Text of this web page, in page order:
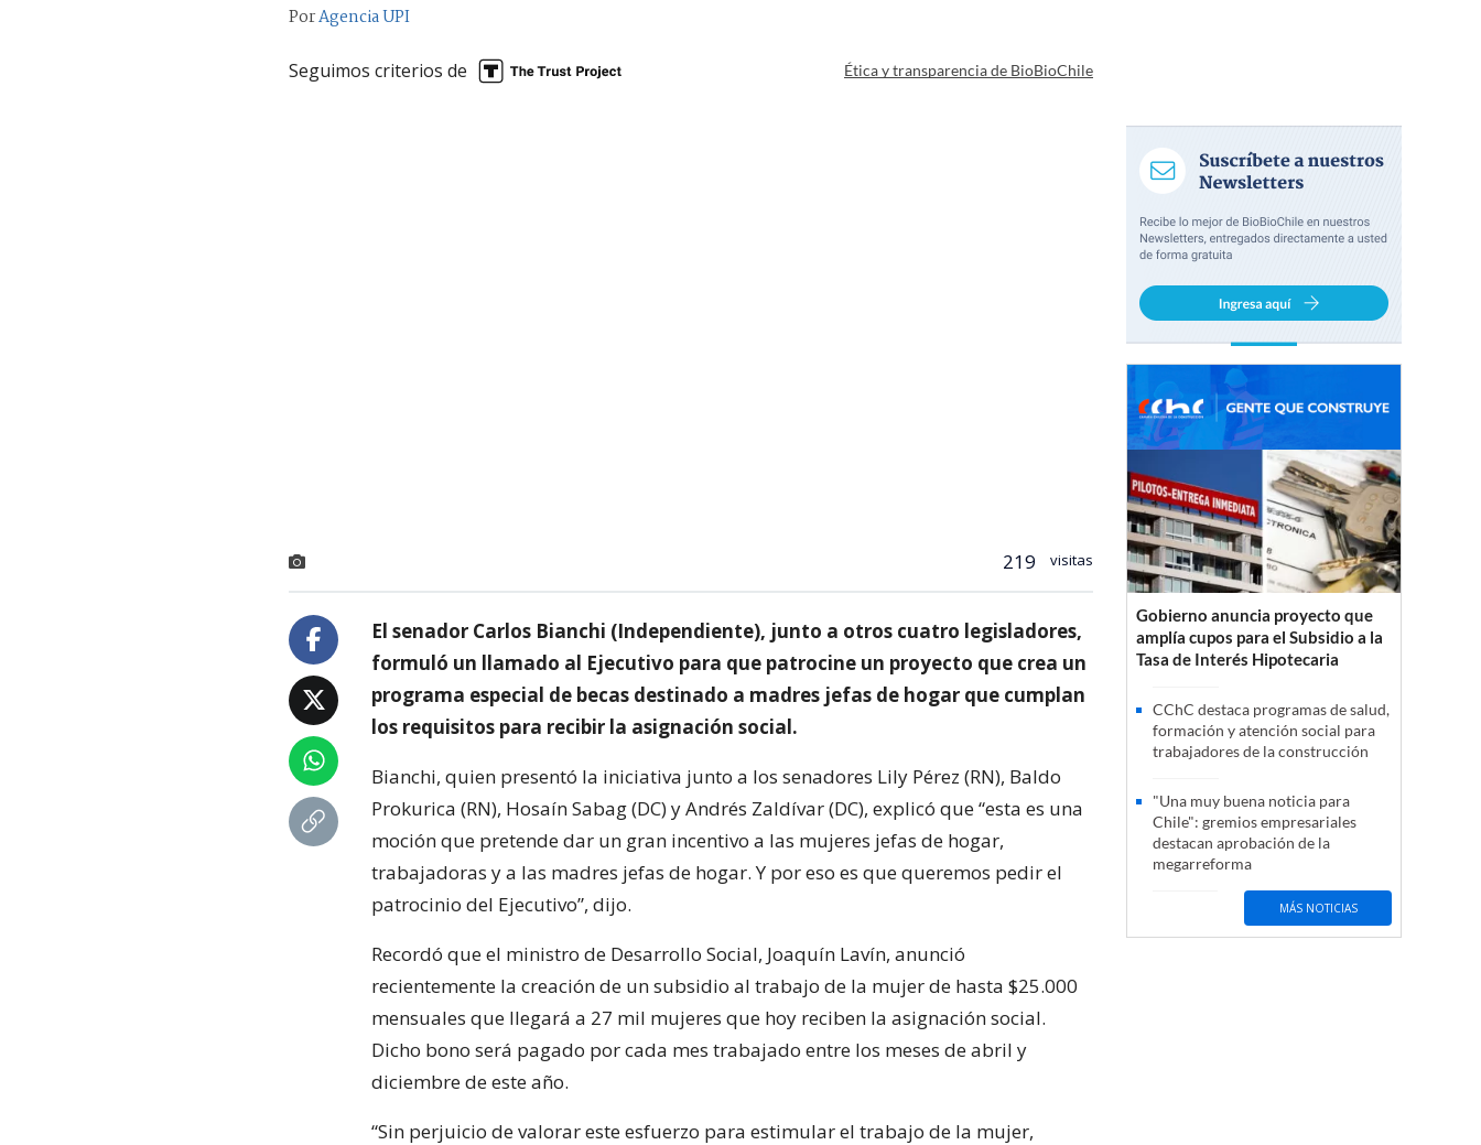
PorAgencia UPI
Seguimos criterios de Ética y transparencia de BioBioChile
219 visitas
El senador Carlos Bianchi (Independiente), junto a otros cuatro legisladores,
formuló un llamado al Ejecutivo para que patrocine un proyecto que crea un
programa especial de becas destinado a madres jefas de hogar que cumplan
los requisitos para recibir la asignación social.
Bianchi, quien presentó la iniciativa junto a los senadores Lily Pérez (RN), Baldo
Prokurica (RN), Hosaín Sabag (DC) y Andrés Zaldívar (DC), explicó que “esta es una
moción que pretende dar un gran incentivo a las mujeres jefas de hogar,
trabajadoras y a las madres jefas de hogar. Y por eso es que queremos pedir el
patrocinio del Ejecutivo”, dijo.
Recordó que el ministro de Desarrollo Social, Joaquín Lavín, anunció
recientemente la creación de un subsidio al trabajo de la mujer de hasta $25.000
mensuales que llegará a 27 mil mujeres que hoy reciben la asignación social.
Dicho bono será pagado por cada mes trabajado entre los meses de abril y
diciembre de este año.
“Sin perjuicio de valorar este esfuerzo para estimular el trabajo de la mujer,
Gobierno anuncia proyecto que
amplía cupos para el Subsidio a la
Tasa de Interés Hipotecaria
CChC destaca programas de salud,
formación y atención social para
trabajadores de la construcción
"Una muy buena noticia para
Chile": gremios empresariales
destacan aprobación de la
megarreforma
MÁS NOTICIAS